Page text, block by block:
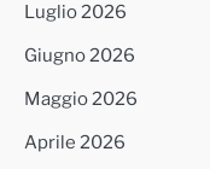
Luglio 2026
Giugno 2026
Maggio 2026
Aprile 2026